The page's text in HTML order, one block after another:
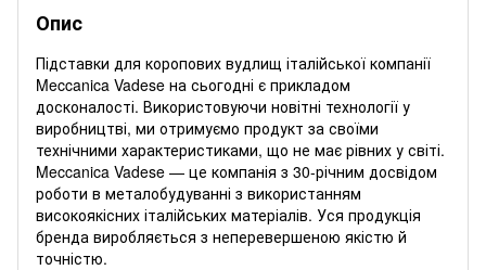
Опис
Підставки для коропових вудлищ італійської компанії
Meccanica Vadese на сьогодні є прикладом
досконалості. Використовуючи новітні технології у
виробництві, ми отримуємо продукт за своїми
технічними характеристиками, що не має рівних у світі.
Meccanica Vadese — це компанія з 30-річним досвідом
роботи в металобудуванні з використанням
високоякісних італійських матеріалів. Уся продукція
бренда виробляється з неперевершеною якістю й
точністю.